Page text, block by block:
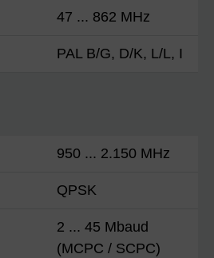
47 ... 862 MHz
PAL B/G, D/K, L/L, I
950 ... 2.150 MHz
QPSK
2 ... 45 Mbaud
(MCPC / SCPC)